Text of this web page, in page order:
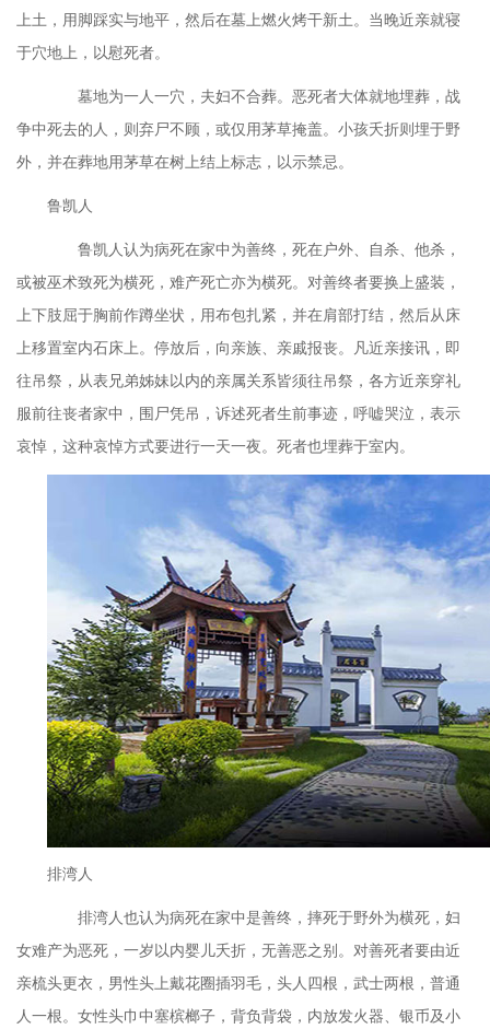
上土，用脚踩实与地平，然后在墓上燃火烤干新土。当晚近亲就寝
于穴地上，以慰死者。
墓地为一人一穴，夫妇不合葬。恶死者大体就地埋葬，战
争中死去的人，则弃尸不顾，或仅用茅草掩盖。小孩夭折则埋于野
外，并在葬地用茅草在树上结上标志，以示禁忌。
鲁凯人
鲁凯人认为病死在家中为善终，死在户外、自杀、他杀，
或被巫术致死为横死，难产死亡亦为横死。对善终者要换上盛装，
上下肢屈于胸前作蹲坐状，用布包扎紧，并在肩部打结，然后从床
上移置室内石床上。停放后，向亲族、亲戚报丧。凡近亲接讯，即
往吊祭，从表兄弟姊妹以内的亲属关系皆须往吊祭，各方近亲穿礼
服前往丧者家中，围尸凭吊，诉述死者生前事迹，呼嘘哭泣，表示
哀悼，这种哀悼方式要进行一天一夜。死者也埋葬于室内。
排湾人
排湾人也认为病死在家中是善终，摔死于野外为横死，妇
女难产为恶死，一岁以内婴儿夭折，无善恶之别。对善死者要由近
亲梳头更衣，男性头上戴花圈插羽毛，头人四根，武士两根，普通
人一根。女性头巾中塞槟榔子，背负背袋，内放发火器、银币及小